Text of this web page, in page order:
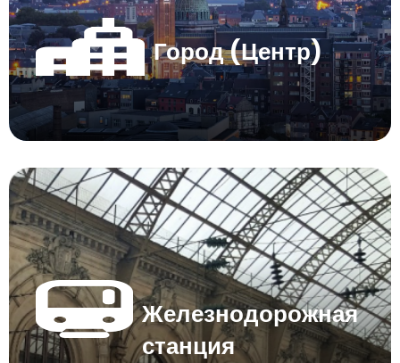
Город (Центр)
Железнодорожная
станция